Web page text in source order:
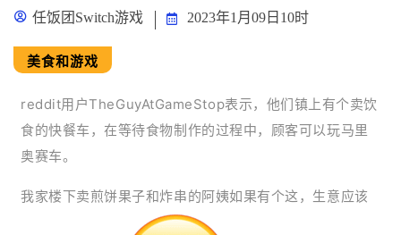
任饭团Switch游戏 2023年1月09日10时
美食和游戏
reddit用户TheGuyAtGameStop表示，他们镇上有个卖饮
食的快餐车，在等待食物制作的过程中，顾客可以玩马里
奥赛车。
我家楼下卖煎饼果子和炸串的阿姨如果有个这，生意应该